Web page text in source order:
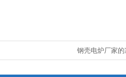
钢壳电炉厂家